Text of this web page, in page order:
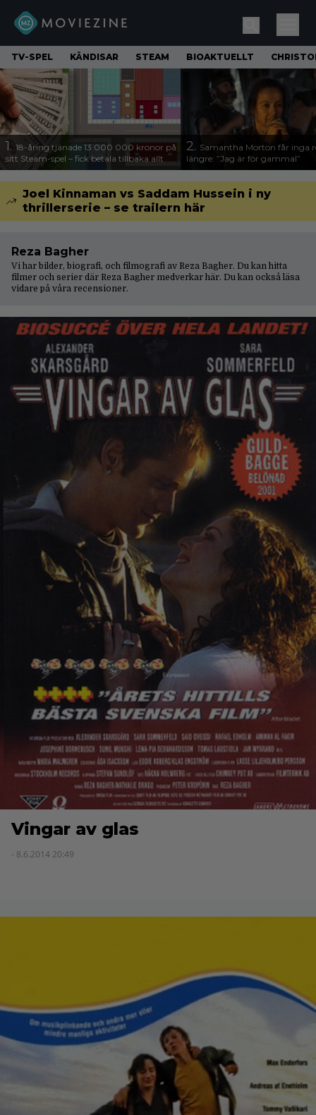
TV-SPEL KÄNDISAR STEAM BIOAKTUELLT
1. 18-åring tjänade 13 000 000 kronor på
sitt Steam-spel – fick betala tillbaka allt
2. Samantha Morton får inga
längre: ”Jag är för gammal”
Joel Kinnaman vs Saddam Hussein i ny
thrillerserie – se trailern här
Reza Bagher
Vi har bilder, biografi, och filmografi av Reza Bagher. Du kan hitta
filmer och serier där Reza Bagher medverkar här. Du kan också läsa
vidare på våra recensioner.
Vingar av glas
- 8.6.2014 20:49